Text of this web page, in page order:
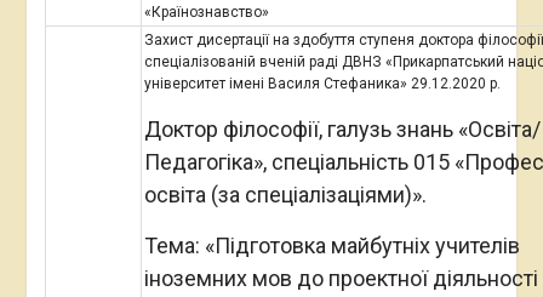
«Країнознавство»
Захист дисертації на здобуття ступеня доктора
спеціалізованій вченій раді ДВНЗ «Прикарпатський
університет імені Василя Стефаника» 29.12.2020 р.
Доктор філософії, галузь знань «Освіта/
Педагогіка», спеціальність 015
освіта (за спеціалізаціями)».
Тема: «Підготовка майбутніх учителів
іноземних мов до проектної діяльності